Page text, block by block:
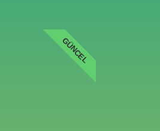
GÜNCEL